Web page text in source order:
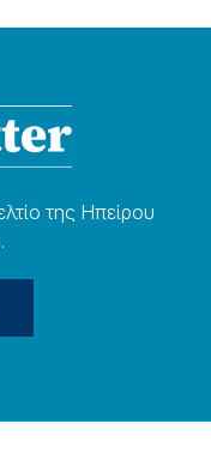
της Ηπείρου